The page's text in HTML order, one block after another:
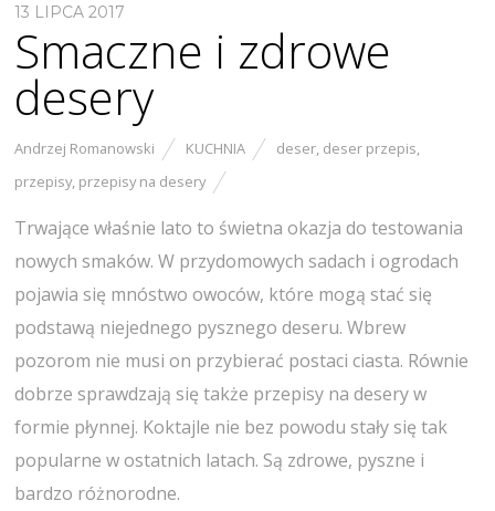
13 LIPCA 2017
Smaczne i zdrowe
desery
Andrzej Romanowski KUCHNIA deser, deser przepis,
przepisy, przepisy na desery
Trwające właśnie lato to świetna okazja do testowania
nowych smaków. W przydomowych sadach i ogrodach
pojawia się mnóstwo owoców, które mogą stać się
podstawą niejednego pysznego deseru. Wbrew
pozorom nie musi on przybierać postaci ciasta. Równie
dobrze sprawdzają się także przepisy na desery w
formie płynnej. Koktajle nie bez powodu stały się tak
popularne w ostatnich latach. Są zdrowe, pyszne i
bardzo różnorodne.